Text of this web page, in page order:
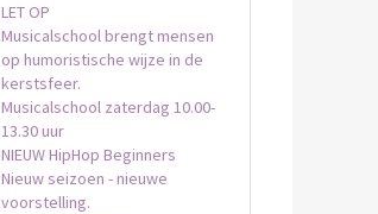
LET OP
Musicalschool brengt mensen
op humoristische wijze in de
kerstsfeer.
Musicalschool zaterdag 10.00-
13.30 uur
NIEUW HipHop Beginners
Nieuw seizoen - nieuwe
voorstelling.